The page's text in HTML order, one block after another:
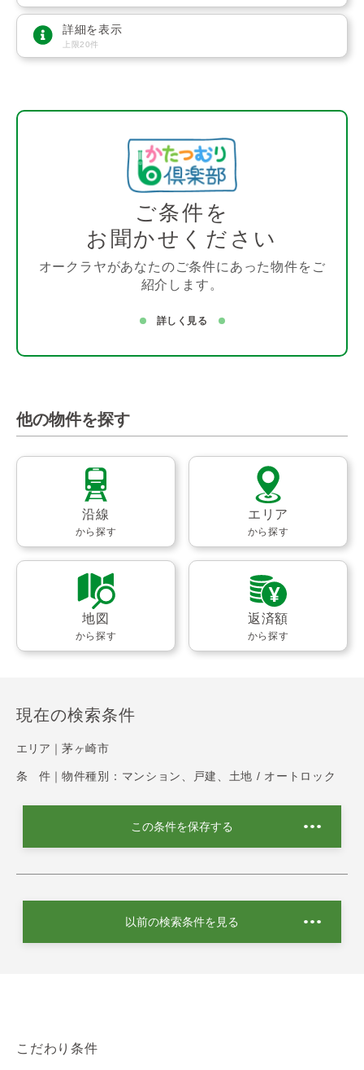
詳細を表示
上限20件
ご条件を
お聞かせください
オークラヤがあなたのご条件にあった物件をご
紹介します。
詳しく見る
他の物件を探す
沿線
から探す
エリア
から探す
地図
から探す
返済額
から探す
現在の検索条件
エリア｜ 茅ヶ崎市
条 件｜ 物件種別：マンション、戸建、土地 / オートロック
この条件を保存する
以前の検索条件を見る
こだわり条件